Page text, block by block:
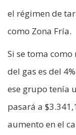
el régimen de
como Zona Fría.
Si se toma
del gas es del
ese grupo tenía
pasará a
aumento en el